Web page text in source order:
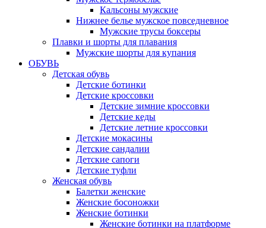
Кальсоны мужские
Нижнее белье мужское повседневное
Мужские трусы боксеры
Плавки и шорты для плавания
Мужские шорты для купания
ОБУВЬ
Детская обувь
Детские ботинки
Детские кроссовки
Детские зимние кроссовки
Детские кеды
Детские летние кроссовки
Детские мокасины
Детские сандалии
Детские сапоги
Детские туфли
Женская обувь
Балетки женские
Женские босоножки
Женские ботинки
Женские ботинки на платформе